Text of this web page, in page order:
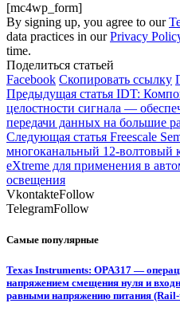
[mc4wp_form]
By signing up, you agree to our
data practices in ourPrivacy
time.
Поделиться статьей
Facebook Скопировать ссылку
Предыдущая статья IDT:
целостности сигнала —
передачи данных на большие
Следующая статья Freescale
многоканальный 12-волтовый
eXtreme для применения в
освещения
VkontakteFollow
TelegramFollow
Самые популярные
Texas Instruments: OPA317 —
напряжением смещения нуля и
равными напряжению питания